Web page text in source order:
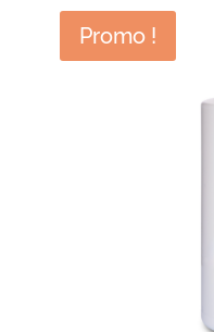
Promo !